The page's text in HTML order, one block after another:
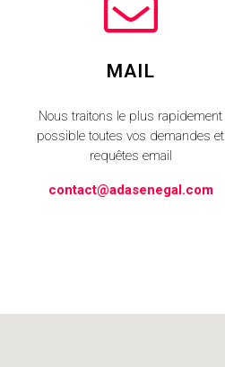
MAIL
Nous traitons le plus rapidement
possible toutes vos demandes et
requêtes email
contact@adasenegal.com